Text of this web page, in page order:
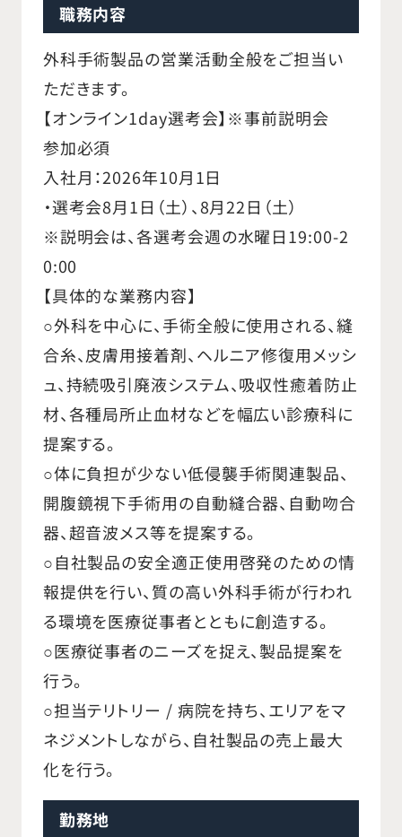
職務内容
外科手術製品の営業活動全般をご担当い
ただきます。
【オンライン1day選考会】※事前説明会
参加必須
入社月：2026年10月1日
・選考会8月1日（土）、8月22日（土）
※説明会は、各選考会週の水曜日19:00-2
0:00
【具体的な業務内容】
○外科を中心に、手術全般に使用される、縫
合糸、皮膚用接着剤、ヘルニア修復用メッシ
ュ、持続吸引廃液システム、吸収性癒着防止
材、各種局所止血材などを幅広い診療科に
提案する。
○体に負担が少ない低侵襲手術関連製品、
開腹鏡視下手術用の自動縫合器、自動吻合
器、超音波メス等を提案する。
○自社製品の安全適正使用啓発のための情
報提供を行い、質の高い外科手術が行われ
る環境を医療従事者とともに創造する。
○医療従事者のニーズを捉え、製品提案を
行う。
○担当テリトリー / 病院を持ち、エリアをマ
ネジメントしながら、自社製品の売上最大
化を行う。
勤務地